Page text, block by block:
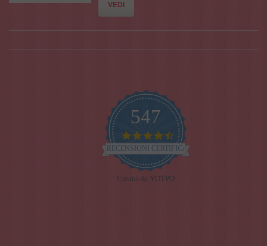
VEDI
547
4.7
star
rating
RECENSIONI CERTIFICATE
Creato da YOTPO